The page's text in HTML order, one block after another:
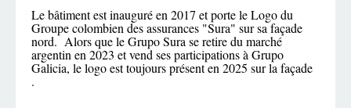
Le bâtiment est inauguré en 2017 et porte le Logo du
Groupe colombien des assurances "Sura" sur sa façade
nord. Alors que le Grupo Sura se retire du marché
argentin en 2023 et vend ses participations à Grupo
Galicia, le logo est toujours présent en 2025 sur la façade
.